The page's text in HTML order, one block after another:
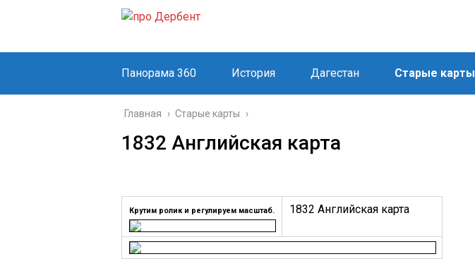
Панорама 360 История Дагестан Старые карты
Главная › Старые карты ›
1832 Английская карта
Крутим ролик и регулируем масштаб. 1832 Английская карта